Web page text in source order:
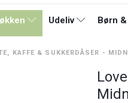
Udeliv Børn
KAFFE & SUKKERDÅSER -